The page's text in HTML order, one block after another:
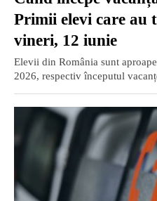
Primii elevi care au
vineri, 12 iunie
Elevii din România sunt
2026, respectiv începutul